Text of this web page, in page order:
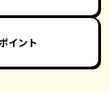
イント